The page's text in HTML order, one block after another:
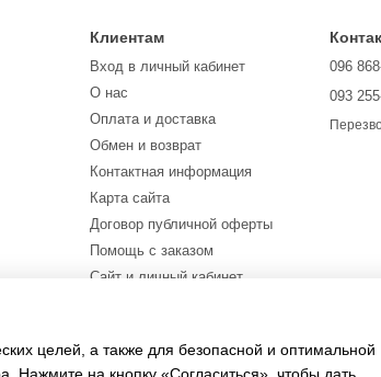
Клиентам
Вход в личный кабинет
О нас
Оплата и доставка
Обмен и возврат
Контактная информация
Карта сайта
Договор публичной оферты
Помощь с заказом
Сайт и личный кабинет
096
093
целей, а также для безопасной и оптимальной